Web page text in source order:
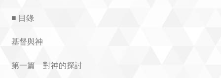
■ 目錄
基督與神
第一篇 對神的探討